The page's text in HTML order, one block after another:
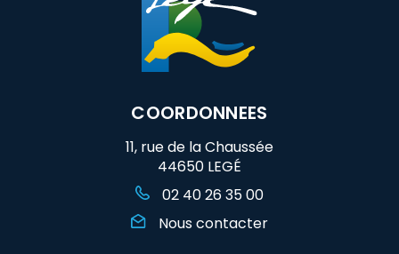
COORDONNEES
11, rue de la Chaussée
44650 LEGÉ
02 40 26 35 00
Nous contacter